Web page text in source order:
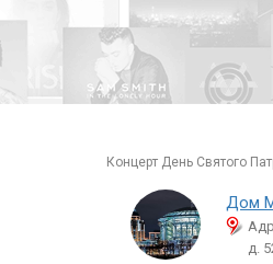
концерт День Святого
Дом
д.